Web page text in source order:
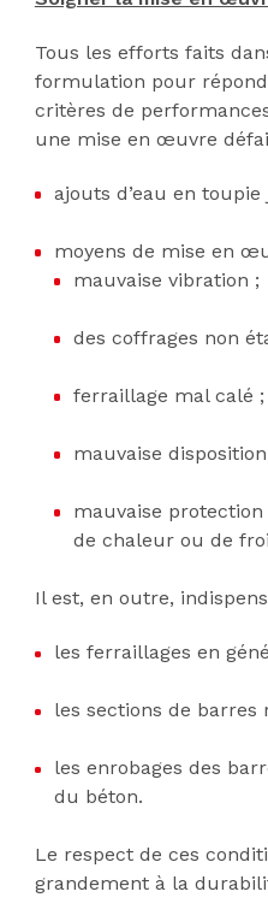
Tous les efforts faits
formulation pour
critères de
une mise en œuvre
ajouts d’eau en
moyens de mise en
mauvaise vibration ;
des coffrages non
ferraillage mal calé ;
mauvaise
mauvaise protection
de chaleur ou de
Il est, en outre,
les ferraillages en
les sections de barres
les enrobages des
du béton.
Le respect de ces
grandement à la